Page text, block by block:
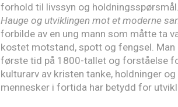
forhold til livssyn og
Hauge og utviklingen mot et moderne
forbilde av en ung mann som måtte ta
kostet motstand, spott og fengsel. Man
første tid på 1800-tallet og forståelse
kulturarv av kristen tanke, holdninger
mennesker i fortida har betydd for